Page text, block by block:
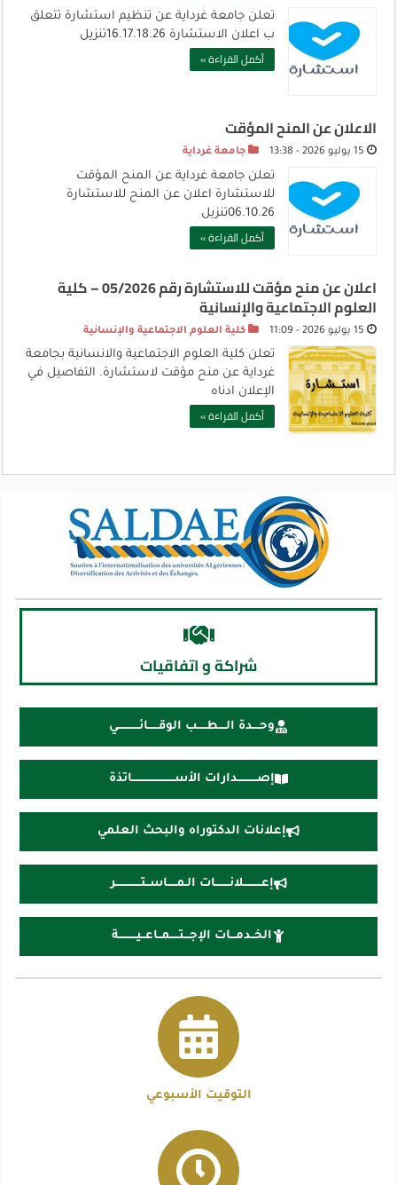
تعلن جامعة غرداية عن تنظيم استشارة تتعلق
ب اعلان الاستشارة 16.17.18.26تنزيل
أكمل القراءة »
الاعلان عن المنح المؤقت
جامعة غرداية
تعلن جامعة غرداية عن المنح المؤقت
للاستشارة اعلان عن المنح للاستشارة
06.10.26تنزيل
أكمل القراءة »
اعلان عن منح مؤقت للاستشارة رقم 05/2026 – كلية
العلوم الاجتماعية والإنسانية
كلية العلوم الاجتماعية والإنسانية
تعلن كلية العلوم الاجتماعية والانسانية بجامعة
غرداية عن منح مؤقت لاستشارة. التفاصيل في
الإعلان ادناه
أكمل القراءة »
شراكة و اتفاقيات
وحــــدة الــــطـــــب الوقــــــائــــــــــــي
إصـــــــــــدارات الأســــــــــــــــــــــــاتذة
إعلانات الدكتوراه والبحث العلمي
إعــــــــــلانــــــــات الـمـــــاســتــــــــــــــر
الخــدمـــات الإجـــتـــــمــاعــيــــــــــة
التوقيت الأسبوعي